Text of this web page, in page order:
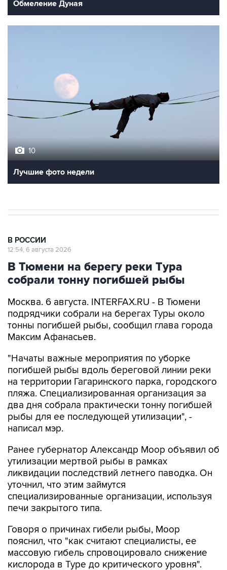
Лучшие фото недели
В Тюмени на берегу реки Тура
собрали тонну погибшей рыбы
Москва. 6 августа. INTERFAX.RU - В Тюмени
тонны погибшей рыбы, сообщил глава города
Максим Афанасьев.
"Начаты важные мероприятия по уборке
на территории Гагаринского парка, городского
пляжа. Специализированная организация за
два дня собрала практически тонну погибшей
рыбы для ее последующей утилизации", -
написал мэр.
Ранее губернатор Александр Моор объявил об
ликвидации последствий летнего паводка. Он
уточнил, что этим займутся
специализированные организации, используя
печи закрытого типа.
Говоря о причинах гибели рыбы, Моор
массовую гибель спровоцировало снижение
кислорода в Туре до критического уровня".
В июле в Тюмени резко ухудшилось качество